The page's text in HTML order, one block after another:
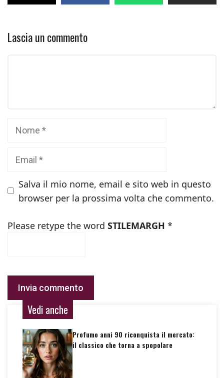
Lascia un commento
Salva il mio nome, email e sito web in questo
browser per la prossima volta che commento.
Please retype the word STILEMARGH *
Vedi anche
Profumo anni 90 riconquista il mercato:
il classico che torna a spopolare